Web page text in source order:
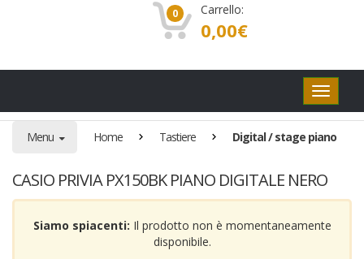
0 Carrello:
0,00€
Pulsanti
di
Menu Home Tastiere Digital / stage piano
CASIO PRIVIA PX150BK PIANO DIGITALE NERO
Siamo spiacenti: Il prodotto non è momentaneamente
disponibile.